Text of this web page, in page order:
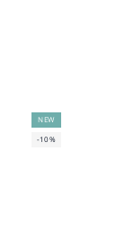
NEW
-10%